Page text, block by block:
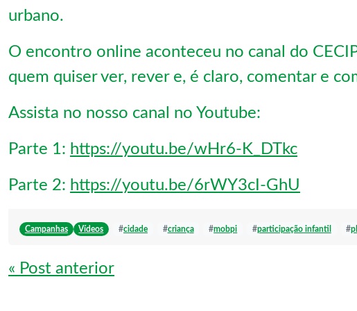
urbano.
O encontro online aconteceu no canal do
quem quiser ver, rever e, é claro, comentar e
Assista no nosso canal no Youtube:
Parte 1: https://youtu.be/wHr6-K_DTkc
Parte 2: https://youtu.be/6rWY3cI-GhU
Campanhas Vídeos #cidade #criança #mobpi #participação infantil #
Navegação de Post
« Post anterior